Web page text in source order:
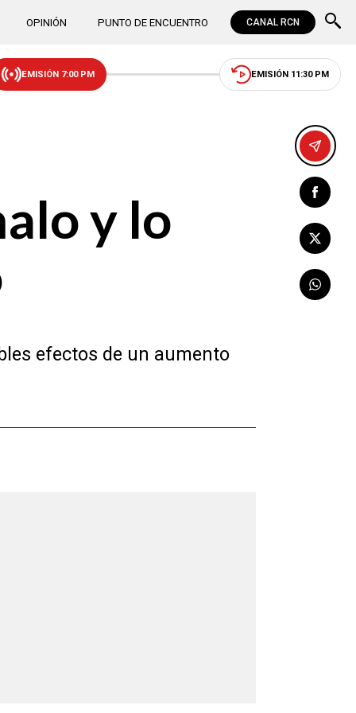
OPINIÓN PUNTO DE ENCUENTRO CANAL RCN
EMISIÓN 7:00 PM EMISIÓN 11:30 PM
y lo
efectos de un aumento